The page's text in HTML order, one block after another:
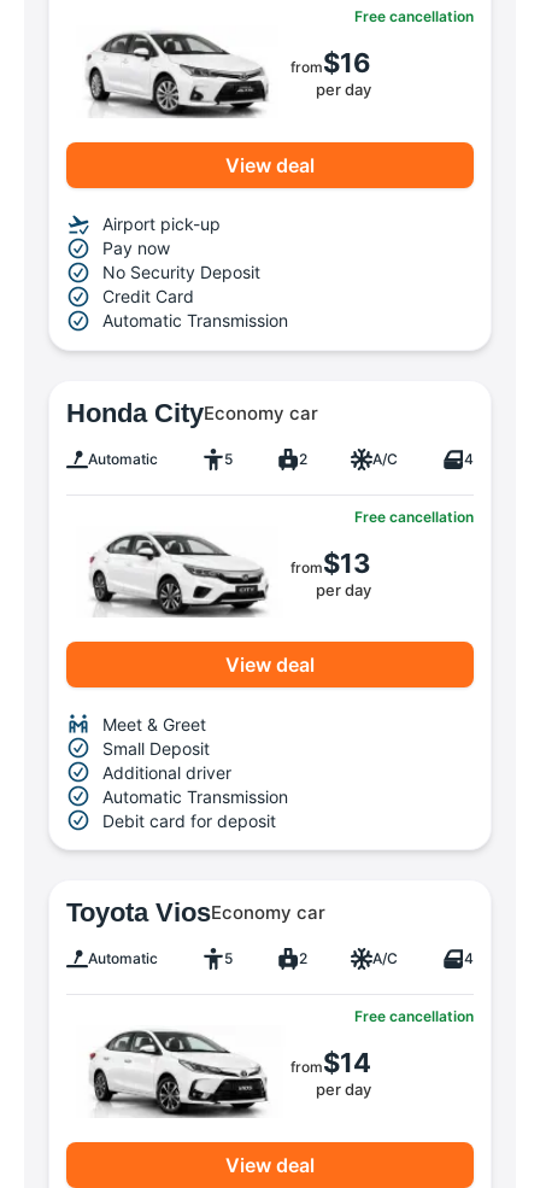
Free cancellation
from$16
per day
View deal
Airport pick-up
Pay now
No Security Deposit
Credit Card
Automatic Transmission
Honda CityEconomy car
Automatic 5 2 A/C 4
Free cancellation
from$13
per day
View deal
Meet & Greet
Small Deposit
Additional driver
Automatic Transmission
Debit card for deposit
Toyota ViosEconomy car
Automatic 5 2 A/C 4
Free cancellation
from$14
per day
View deal